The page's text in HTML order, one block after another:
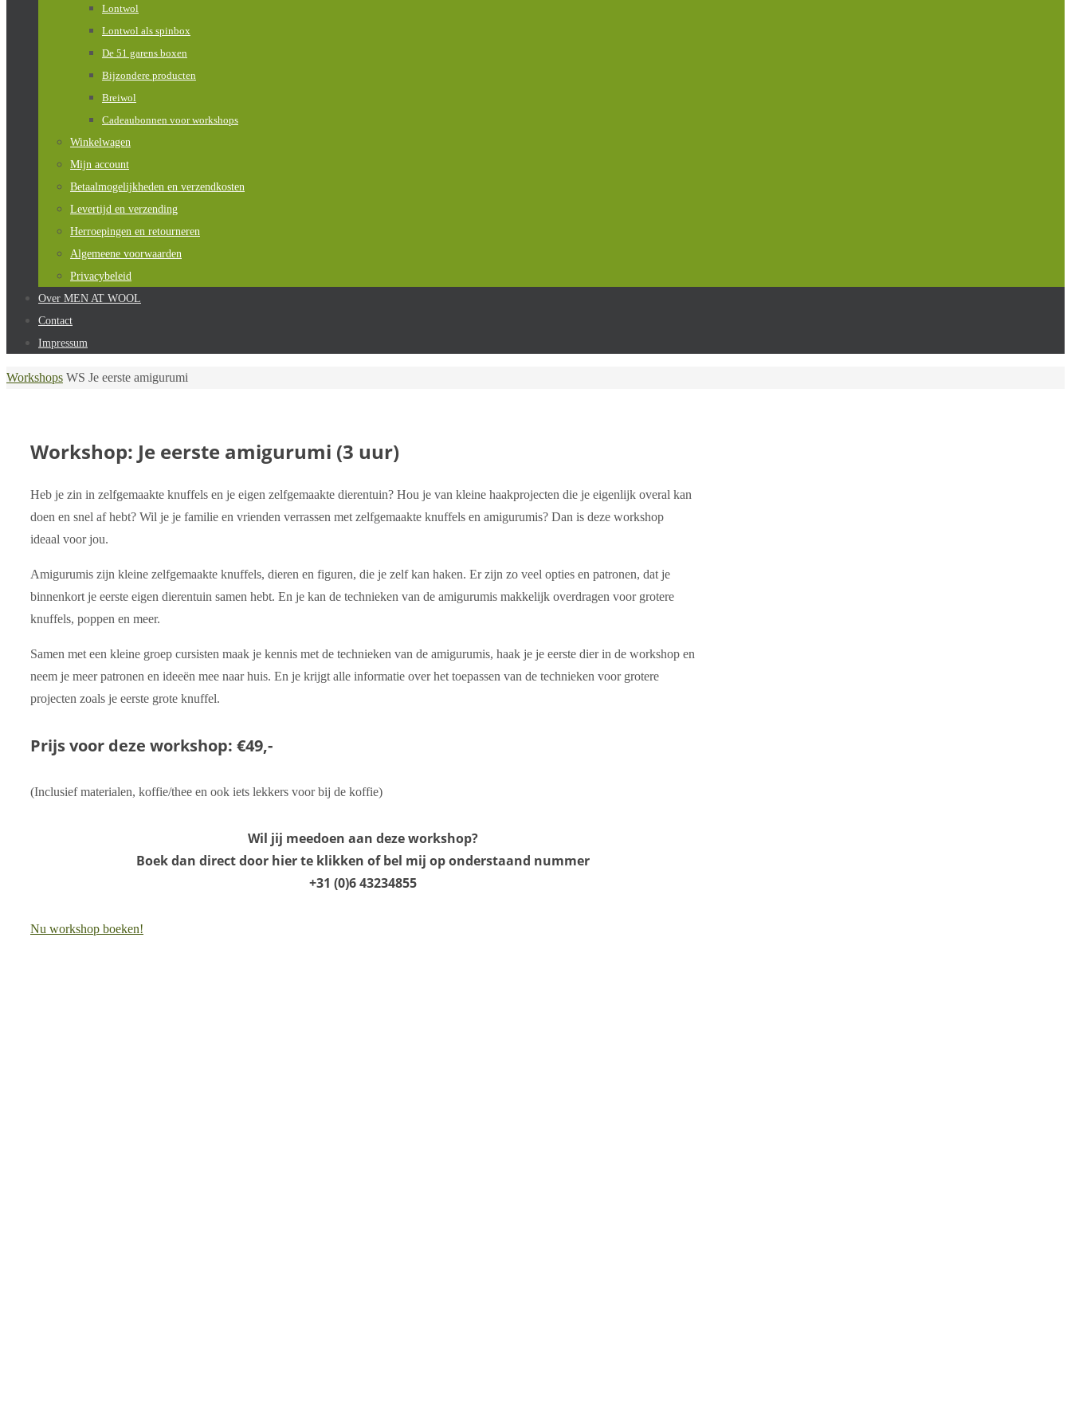
Lontwol
Lontwol als spinbox
De 51 garens boxen
Bijzondere producten
Breiwol
Cadeaubonnen voor workshops
Winkelwagen
Mijn account
Betaalmogelijkheden en verzendkosten
Levertijd en verzending
Herroepingen en retourneren
Algemeene voorwaarden
Privacybeleid
Over MEN AT WOOL
Contact
Impressum
Home
Workshops WS Je eerste amigurumi
Workshop: Je eerste amigurumi (3 uur)
Heb je zin in zelfgemaakte knuffels en je eigen zelfgemaakte dierentuin? Hou je van kleine haakprojecten die je eigenlijk overal kan
doen en snel af hebt? Wil je je familie en vrienden verrassen met zelfgemaakte knuffels en amigurumis? Dan is deze workshop
ideaal voor jou.
Amigurumis zijn kleine zelfgemaakte knuffels, dieren en figuren, die je zelf kan haken. Er zijn zo veel opties en patronen, dat je
binnenkort je eerste eigen dierentuin samen hebt. En je kan de technieken van de amigurumis makkelijk overdragen voor grotere
knuffels, poppen en meer.
Samen met een kleine groep cursisten maak je kennis met de technieken van de amigurumis, haak je je eerste dier in de workshop en
neem je meer patronen en ideeën mee naar huis. En je krijgt alle informatie over het toepassen van de technieken voor grotere
projecten zoals je eerste grote knuffel.
Prijs voor deze workshop: €49,-
(Inclusief materialen, koffie/thee en ook iets lekkers voor bij de koffie)
Wil jij meedoen aan deze workshop?
Boek dan direct door hier te klikken of bel mij op onderstaand nummer
+31 (0)6 43234855
Nu workshop boeken!